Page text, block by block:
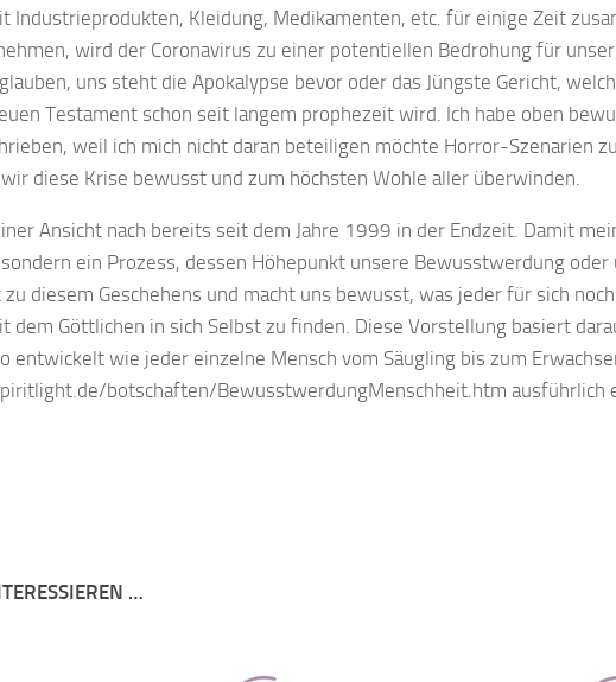
Industrieprodukten, Kleidung, Medikamenten, etc. für einige Zeit
wird der Coronavirus zu einer potentiellen Bedrohung für
uns steht die Apokalypse bevor oder das Jüngste Gericht,
Testament schon seit langem prophezeit wird. Ich habe oben
weil ich mich nicht daran beteiligen möchte Horror-Szenarien
diese Krise bewusst und zum höchsten Wohle aller überwinden.
Ansicht nach bereits seit dem Jahre 1999 in der Endzeit. Damit
ein Prozess, dessen Höhepunkt unsere Bewusstwerdung oder
diesem Geschehens und macht uns bewusst, was jeder für sich
dem Göttlichen in sich Selbst zu finden. Diese Vorstellung basiert
entwickelt wie jeder einzelne Mensch vom Säugling bis zum
botschaften/BewusstwerdungMenschheit.htm ausführlich
…